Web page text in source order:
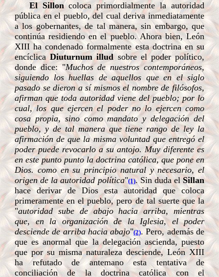
El Silloncoloca primordialmente la autoridad
pública en el pueblo, del cual deriva inmediatamente
a los gobernantes, de tal manera, sin embargo, que
continúa residiendo en el pueblo. Ahora bien, León
XIII ha condenado formalmente esta doctrina en su
encíclicaDiuturnum illudsobre el poder político,
donde dice: "Muchos de nuestros contemporáneos,
siguiendo los huellas de aquellos que en el siglo
pasado se dieron a sí mismos el nombre de filósofos,
afirman que toda autoridad viene del pueblo; por lo
cual, los que ejercen el poder no lo ejercen como
cosa propia, sino como mandato y delegación del
pueblo, y de tal manera que tiene rango de ley la
afirmación de que la misma voluntad que entregó el
poder puede revocarlo a su antojo. Muy diferente es
en este punto punto la doctrina católica, que pone en
Dios. como en su principio natural y necesario, el
origen de la autoridad política"(1). Sin duda elSillan
hace derivar de Dios esta autoridad que coloca
primeramente en el pueblo, pero de tal suerte que la
"autoridad sube de abajo hacia arriba, mientras
que, en la organización de la Iglesia, el poder
desciende de arriba hacia abajo"(2). Pero, además de
que es anormal que la delegación ascienda, puesto
que por su misma naturaleza desciende, León XIII
ha refutado de antemano esta tentativa de
conciliación de la doctrina católica con el